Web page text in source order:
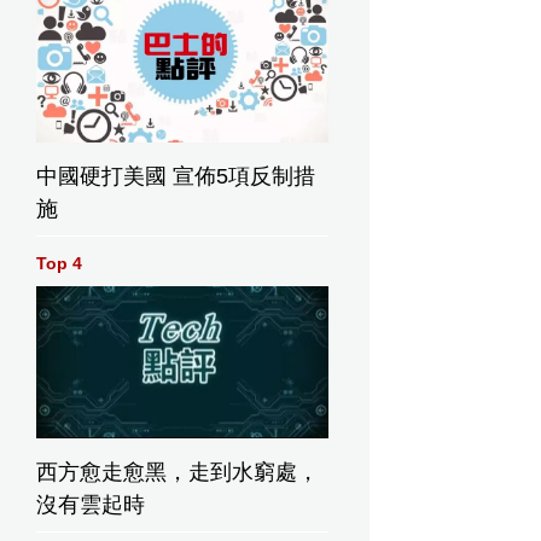
中國硬打美國 宣佈5項反制措
施
Top 4
西方愈走愈黑，走到水窮處，
沒有雲起時